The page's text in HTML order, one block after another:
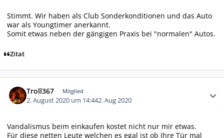
Stimmt. Wir haben als Club Sonderkonditionen und das Auto
war als Youngtimer anerkannt.
Somit etwas neben der gängigen Praxis bei "normalen" Autos.
Zitat
Troll367 Mitglied
2. August 2020 um 14:442. Aug 2020
Vandalismus beim einkaufen kostet nicht nur mir etwas.
Für diese netten Leute welchen es egal ist ob Ihre Tür mal